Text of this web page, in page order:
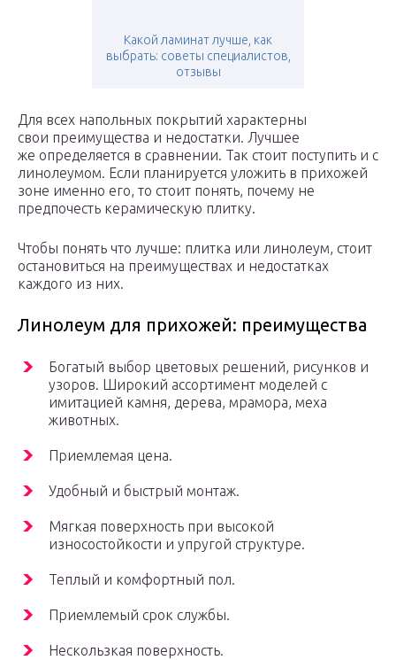
Какой ламинат лучше, как
выбрать: советы специалистов,
отзывы
Для всех напольных покрытий характерны
свои преимущества и недостатки. Лучшее
же определяется в сравнении. Так стоит поступить и с
линолеумом. Если планируется уложить в прихожей
зоне именно его, то стоит понять, почему не
предпочесть керамическую плитку.
Чтобы понять что лучше: плитка или линолеум, стоит
остановиться на преимуществах и недостатках
каждого из них.
Линолеум для прихожей: преимущества
Богатый выбор цветовых решений, рисунков и
узоров. Широкий ассортимент моделей с
имитацией камня, дерева, мрамора, меха
животных.
Приемлемая цена.
Удобный и быстрый монтаж.
Мягкая поверхность при высокой
износостойкости и упругой структуре.
Теплый и комфортный пол.
Приемлемый срок службы.
Нескользкая поверхность.